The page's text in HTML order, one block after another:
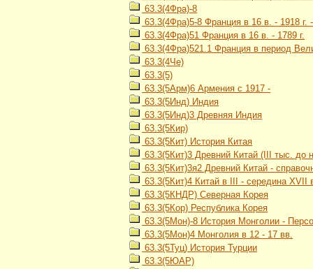
63.3(4Фра)-8
63.3(4Фра)5-8 Франция в 16 в. - 1918 г.
63.3(4Фра)51 Франция в 16 в. - 1789 г.
63.3(4Фра)521.1 Франция в период
63.3(4Че)
63.3(5)
63.3(5Арм)6 Армения с 1917 -
63.3(5Инд) Индия
63.3(5Инд)3 Древняя Индия
63.3(5Кир)
63.3(5Кит) История Китая
63.3(5Кит)3 Древний Китай (III тыс. до
63.3(5Кит)3я2 Древний Китай -
63.3(5Кит)4 Китай в III - середина XVII
63.3(5КНДР) Северная Корея
63.3(5Кор) Республика Корея
63.3(5Мон)-8 История Монголии -
63.3(5Мон)4 Монголия в 12 - 17 вв.
63.3(5Туц) История Турции
63.3(5ЮАР)